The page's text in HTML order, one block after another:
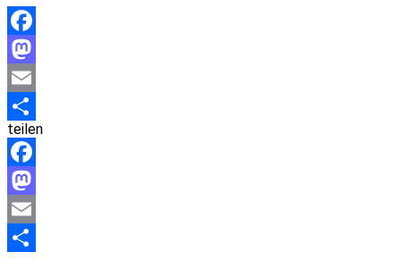
Facebook
Mastodon
Email
Teilen
teilen
Facebook
Mastodon
Email